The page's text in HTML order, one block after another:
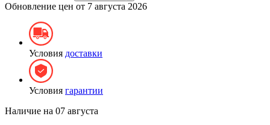
Обновление цен от 7 августа 2026
Условия доставки
Условия гарантии
Наличие на 07 августа